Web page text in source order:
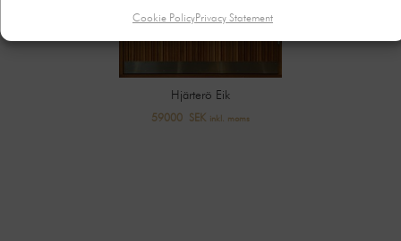
Cookie PolicyPrivacy Statement
Resö Teak vertikal med avlangt glass
58300 SEK inkl. moms